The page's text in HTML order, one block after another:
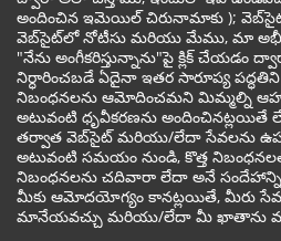
అందించిన ఇమెయిల్ చిరునామాకు );
వెబ్‌సైట్‌లో నోటీసు మరియు మేము, మా
"నేను అంగీకరిస్తున్నాను"పై క్లిక్ చేయడం
నిర్ధారించబడే ఏదైనా ఇతర సారూప్య
నిబంధనలను ఆమోదించమని మిమ్మల్ని
అటువంటి ధృవీకరణను
తర్వాత వెబ్‌సైట్ మరియు/లేదా సేవలను
అటువంటి సమయం నుండి, కొత్త
నిబంధనలను చదివారా లేదా అనే సందేహాన్ని
మీకు ఆమోదయోగ్యం కానట్లయితే, మీరు
మానేయవచ్చు మరియు/లేదా మీ ఖాతాను